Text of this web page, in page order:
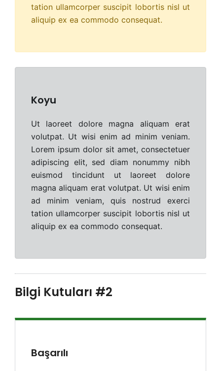
tation ullamcorper suscipit lobortis nisl ut
aliquip ex ea commodo consequat.
Koyu
Ut laoreet dolore magna aliquam erat
volutpat. Ut wisi enim ad minim veniam.
Lorem ipsum dolor sit amet, consectetuer
adipiscing elit, sed diam nonummy nibh
euismod tincidunt ut laoreet dolore
magna aliquam erat volutpat. Ut wisi enim
ad minim veniam, quis nostrud exerci
tation ullamcorper suscipit lobortis nisl ut
aliquip ex ea commodo consequat.
Bilgi Kutuları #2
Başarılı